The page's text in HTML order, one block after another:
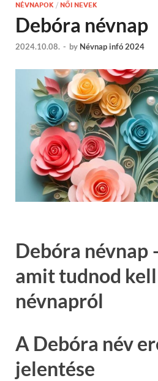
NÉVNAPOK / NŐI NEVEK
Debóra névnap
2024.10.08. - by Névnap infó 2024
Debóra névnap
amit tudnod kell
névnapról
A Debóra név
jelentése